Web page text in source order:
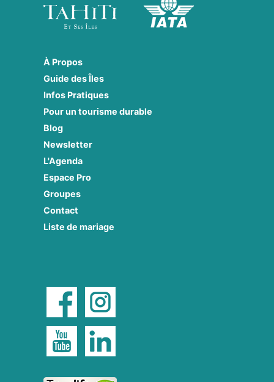
À Propos
Guide des Îles
Infos Pratiques
Pour un tourisme durable
Blog
Newsletter
L'Agenda
Espace Pro
Groupes
Contact
Liste de mariage